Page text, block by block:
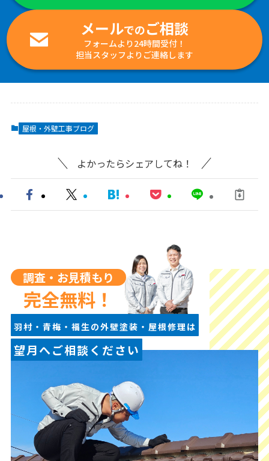
メールでのご相談
フォームより24時間受付！
担当スタッフよりご連絡します
屋根・外壁工事ブログ
よかったらシェアしてね！
調査・お見積もり
完全無料！
羽村・青梅・福生の外壁塗装・屋根修理は
望月へご相談ください